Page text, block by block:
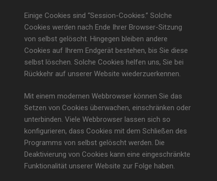
Einige Cookies sind “Session-Cookies.” Solche
Cookies werden nach Ende Ihrer Browser-Sitzung
von selbst gelöscht. Hingegen bleiben andere
Cookies auf Ihrem Endgerät bestehen, bis Sie diese
selbst löschen. Solche Cookies helfen uns, Sie bei
Rückkehr auf unserer Website wiederzuerkennen.
Mit einem modernen Webbrowser können Sie das
Setzen von Cookies überwachen, einschränken oder
unterbinden. Viele Webbrowser lassen sich so
konfigurieren, dass Cookies mit dem Schließen des
Programms von selbst gelöscht werden. Die
Deaktivierung von Cookies kann eine eingeschränkte
Funktionalität unserer Website zur Folge haben.